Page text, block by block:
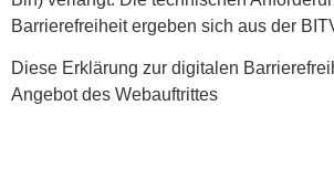
Barrierefreiheit ergeben sich aus der
Diese Erklärung zur digitalen
Angebot des Webauftrittes